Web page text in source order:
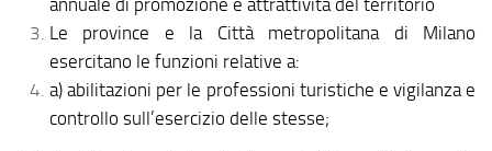
annuale di promozione e attrattività del territorio
Le province e la Città metropolitana di Milano
esercitano le funzioni relative a:
a) abilitazioni per le professioni turistiche e vigilanza e
controllo sull’esercizio delle stesse;